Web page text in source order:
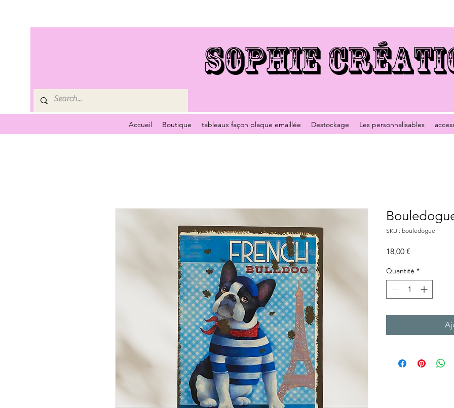
Accueil Boutique tableaux façon plaque emaillée Destockage Les personnalisables
SOPHIE
SKU : bouledogue
18,00 €
Quantité *